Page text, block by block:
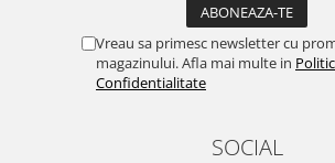
Vreau sa primesc newsletter cu
magazinului. Afla mai multe in
Confidentialitate
SOCIAL